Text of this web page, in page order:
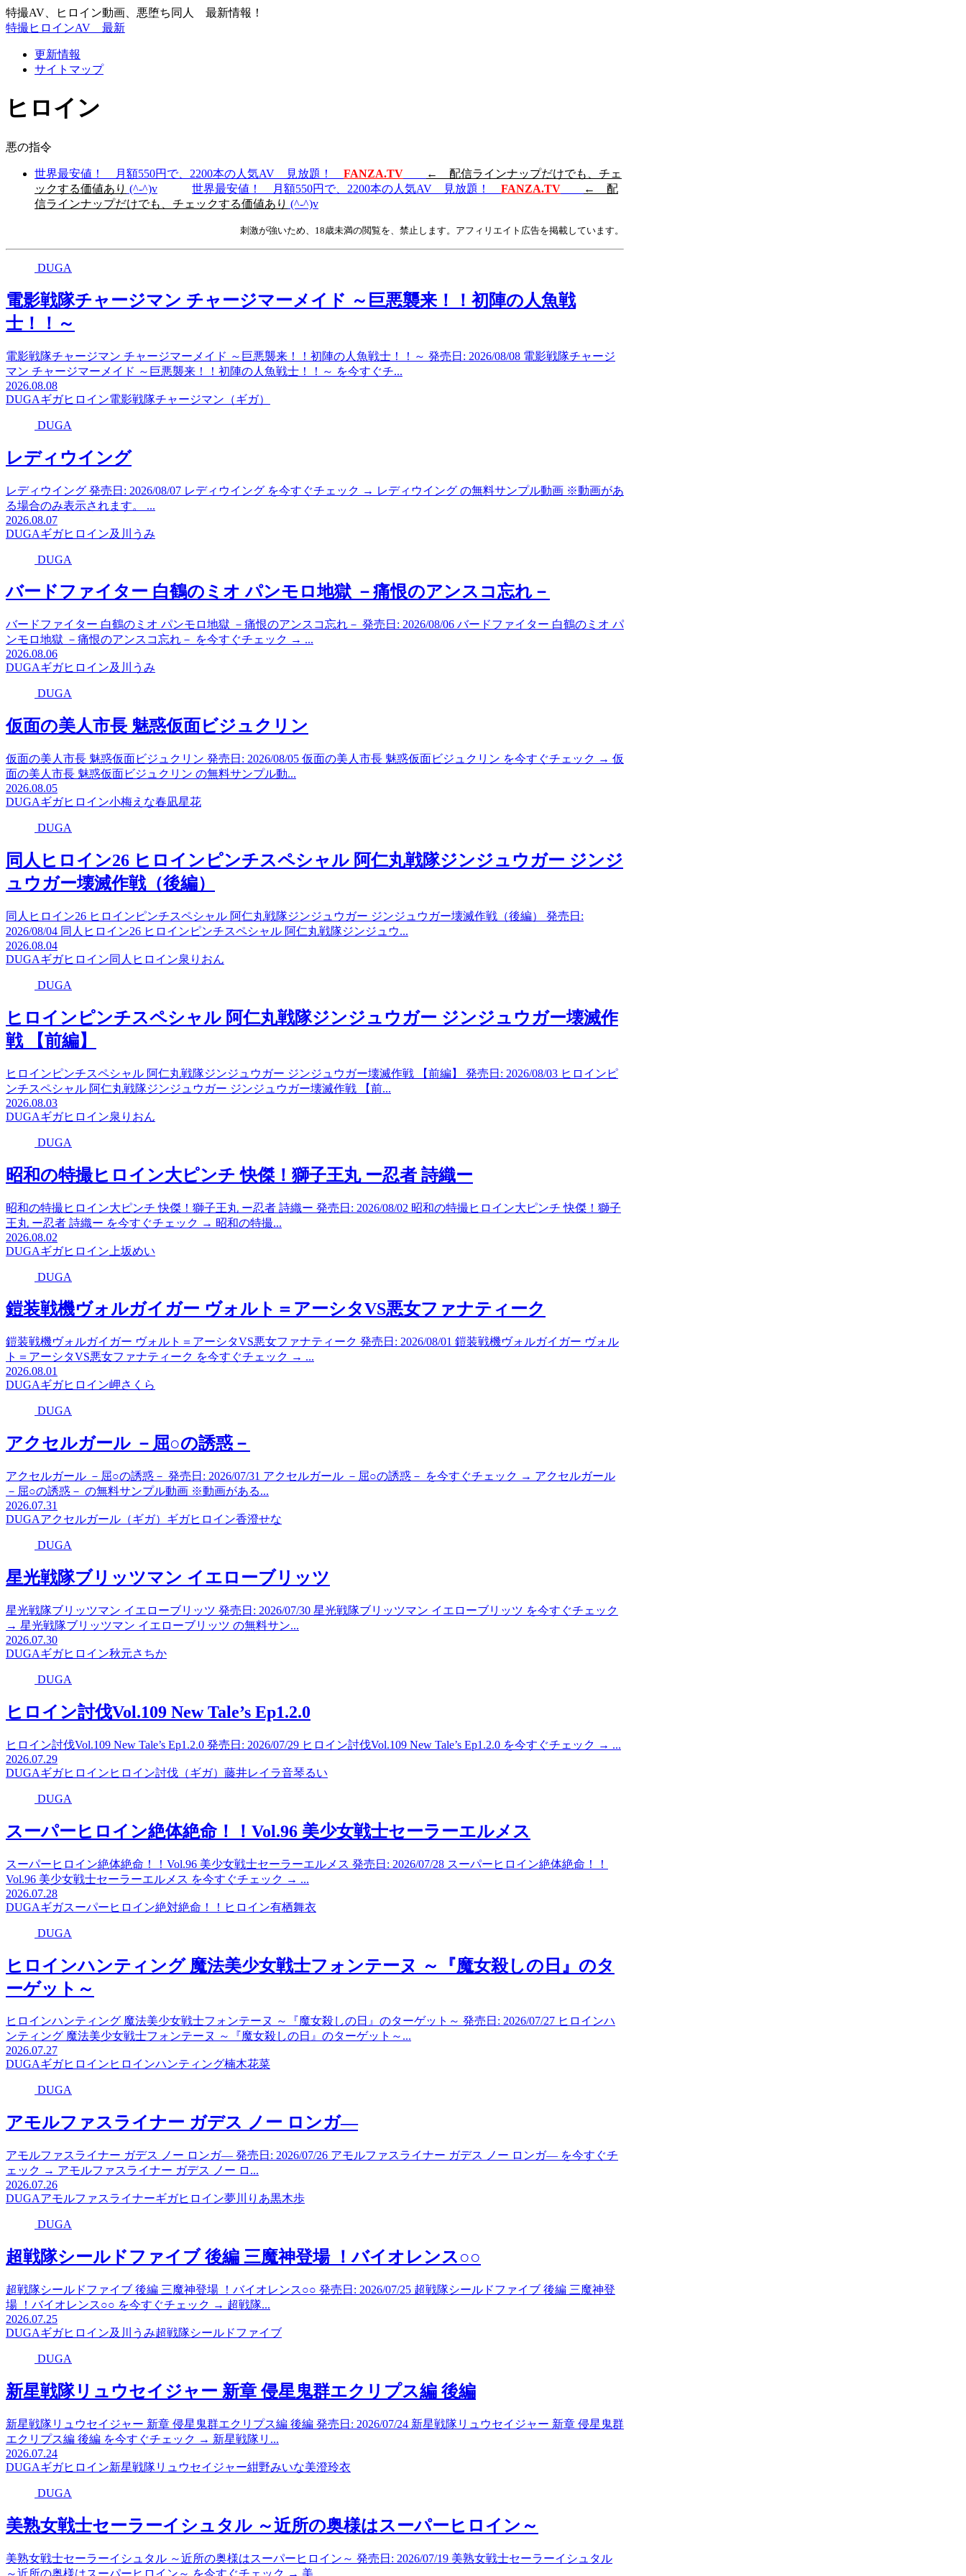
特撮AV、ヒロイン動画、悪堕ち同人 最新情報！
特撮ヒロインAV 最新
更新情報
サイトマップ
ヒロイン
悪の指令
世界最安値！ 月額550円で、2200本の人気AV 見放題！ FANZA.TV
← 配信ラインナップだけでも、チェ
ックする価値あり (^-^)v 世界最安値！ 月額550円で、2200本の人気AV 見放題！ FANZA.TV
← 配
信ラインナップだけでも、チェックする価値あり (^-^)v
刺激が強いため、18歳未満の閲覧を、禁止します。アフィリエイト広告を掲載しています。
DUGA
電影戦隊チャージマン チャージマーメイド ～巨悪襲来！！初陣の人魚戦
士！！～
電影戦隊チャージマン チャージマーメイド ～巨悪襲来！！初陣の人魚戦士！！～ 発売日: 2026/08/08 電影戦隊チャージ
マン チャージマーメイド ～巨悪襲来！！初陣の人魚戦士！！～ を今すぐチ...
2026.08.08
DUGAギガヒロイン電影戦隊チャージマン（ギガ）
DUGA
レディウイング
レディウイング 発売日: 2026/08/07 レディウイング を今すぐチェック → レディウイング の無料サンプル動画 ※動画があ
る場合のみ表示されます。 ...
2026.08.07
DUGAギガヒロイン及川うみ
DUGA
バードファイター 白鶴のミオ パンモロ地獄 －痛恨のアンスコ忘れ－
バードファイター 白鶴のミオ パンモロ地獄 －痛恨のアンスコ忘れ－ 発売日: 2026/08/06 バードファイター 白鶴のミオ パ
ンモロ地獄 －痛恨のアンスコ忘れ－ を今すぐチェック → ...
2026.08.06
DUGAギガヒロイン及川うみ
DUGA
仮面の美人市長 魅惑仮面ビジュクリン
仮面の美人市長 魅惑仮面ビジュクリン 発売日: 2026/08/05 仮面の美人市長 魅惑仮面ビジュクリン を今すぐチェック → 仮
面の美人市長 魅惑仮面ビジュクリン の無料サンプル動...
2026.08.05
DUGAギガヒロイン小梅えな春凪星花
DUGA
同人ヒロイン26 ヒロインピンチスペシャル 阿仁丸戦隊ジンジュウガー ジンジ
ュウガー壊滅作戦（後編）
同人ヒロイン26 ヒロインピンチスペシャル 阿仁丸戦隊ジンジュウガー ジンジュウガー壊滅作戦（後編） 発売日:
2026/08/04 同人ヒロイン26 ヒロインピンチスペシャル 阿仁丸戦隊ジンジュウ...
2026.08.04
DUGAギガヒロイン同人ヒロイン泉りおん
DUGA
ヒロインピンチスペシャル 阿仁丸戦隊ジンジュウガー ジンジュウガー壊滅作
戦 【前編】
ヒロインピンチスペシャル 阿仁丸戦隊ジンジュウガー ジンジュウガー壊滅作戦 【前編】 発売日: 2026/08/03 ヒロインピ
ンチスペシャル 阿仁丸戦隊ジンジュウガー ジンジュウガー壊滅作戦 【前...
2026.08.03
DUGAギガヒロイン泉りおん
DUGA
昭和の特撮ヒロイン大ピンチ 快傑！獅子王丸 ー忍者 詩織ー
昭和の特撮ヒロイン大ピンチ 快傑！獅子王丸 ー忍者 詩織ー 発売日: 2026/08/02 昭和の特撮ヒロイン大ピンチ 快傑！獅子
王丸 ー忍者 詩織ー を今すぐチェック → 昭和の特撮...
2026.08.02
DUGAギガヒロイン 上坂めい
DUGA
鎧装戦機ヴォルガイガー ヴォルト＝アーシタVS悪女ファナティーク
鎧装戦機ヴォルガイガー ヴォルト＝アーシタVS悪女ファナティーク 発売日: 2026/08/01 鎧装戦機ヴォルガイガー ヴォル
ト＝アーシタVS悪女ファナティーク を今すぐチェック → ...
2026.08.01
DUGAギガヒロイン岬さくら
DUGA
アクセルガール －屈○の誘惑－
アクセルガール －屈○の誘惑－ 発売日: 2026/07/31 アクセルガール －屈○の誘惑－ を今すぐチェック → アクセルガール
－屈○の誘惑－ の無料サンプル動画 ※動画がある...
2026.07.31
DUGAアクセルガール（ギガ） ギガヒロイン香澄せな
DUGA
星光戦隊ブリッツマン イエローブリッツ
星光戦隊ブリッツマン イエローブリッツ 発売日: 2026/07/30 星光戦隊ブリッツマン イエローブリッツ を今すぐチェック
→ 星光戦隊ブリッツマン イエローブリッツ の無料サン...
2026.07.30
DUGAギガヒロイン秋元さちか
DUGA
ヒロイン討伐Vol.109 New Tale’s Ep1.2.0
ヒロイン討伐Vol.109 New Tale’s Ep1.2.0 発売日: 2026/07/29 ヒロイン討伐Vol.109 New Tale’s Ep1.2.0 を今すぐチェック → ...
2026.07.29
DUGAギガヒロイン ヒロイン討伐（ギガ） 藤井レイラ音琴るい
DUGA
スーパーヒロイン絶体絶命！！Vol.96 美少女戦士セーラーエルメス
スーパーヒロイン絶体絶命！！Vol.96 美少女戦士セーラーエルメス 発売日: 2026/07/28 スーパーヒロイン絶体絶命！！
Vol.96 美少女戦士セーラーエルメス を今すぐチェック → ...
2026.07.28
DUGAギガスーパーヒロイン絶対絶命！！ ヒロイン有栖舞衣
DUGA
ヒロインハンティング 魔法美少女戦士フォンテーヌ ～『魔女殺しの日』のタ
ーゲット～
ヒロインハンティング 魔法美少女戦士フォンテーヌ ～『魔女殺しの日』のターゲット～ 発売日: 2026/07/27 ヒロインハ
ンティング 魔法美少女戦士フォンテーヌ ～『魔女殺しの日』のターゲット～...
2026.07.27
DUGAギガヒロイン ヒロインハンティング楠木花菜
DUGA
アモルファスライナー ガデス ノー ロンガ―
アモルファスライナー ガデス ノー ロンガ― 発売日: 2026/07/26 アモルファスライナー ガデス ノー ロンガ― を今すぐチ
ェック → アモルファスライナー ガデス ノー ロ...
2026.07.26
DUGAアモルファスライナーギガヒロイン夢川りあ黒木歩
DUGA
超戦隊シールドファイブ 後編 三魔神登場 ！バイオレンス○○
超戦隊シールドファイブ 後編 三魔神登場 ！バイオレンス○○ 発売日: 2026/07/25 超戦隊シールドファイブ 後編 三魔神登
場 ！バイオレンス○○ を今すぐチェック → 超戦隊...
2026.07.25
DUGAギガヒロイン及川うみ超戦隊シールドファイブ
DUGA
新星戦隊リュウセイジャー 新章 侵星鬼群エクリプス編 後編
新星戦隊リュウセイジャー 新章 侵星鬼群エクリプス編 後編 発売日: 2026/07/24 新星戦隊リュウセイジャー 新章 侵星鬼群
エクリプス編 後編 を今すぐチェック → 新星戦隊リ...
2026.07.24
DUGAギガヒロイン新星戦隊リュウセイジャー紺野みいな美澄玲衣
DUGA
美熟女戦士セーラーイシュタル ～近所の奥様はスーパーヒロイン～
美熟女戦士セーラーイシュタル ～近所の奥様はスーパーヒロイン～ 発売日: 2026/07/19 美熟女戦士セーラーイシュタル
～近所の奥様はスーパーヒロイン～ を今すぐチェック → 美...